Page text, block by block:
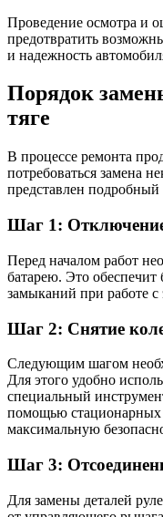
Проведение осмотра и
предотвратить
и надежность
Порядок
тяге
В процессе ремонта
потребоваться замена
представлен подробный
Шаг 1:
Перед началом работ
батарею. Это обеспечит
замыканий при работе
Шаг 2: Снятие
Следующим шагом
Для этого удобно
специальный
помощью стационарных
максимальную
Шаг 3:
Для замены деталей